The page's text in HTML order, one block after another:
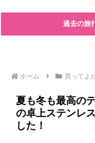
過去の旅
ホーム 買ってよ
夏も冬も最高の
の卓上ステンレ
した！